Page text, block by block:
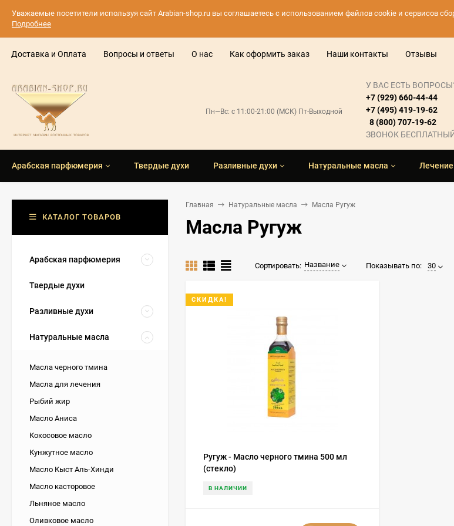
Уважаемые посетители используя сайт Arabian-shop.ru вы соглашаетесь с использованием файлов cookie и сервисов
Подробнее
Доставка и Оплата Вопросы и ответы О нас Как оформить заказ Наши контакты Отзывы
Пн—Вс: с 11:00-21:00 (МСК) Пт-Выходной
У ВАС ЕСТЬ
+7 (929) 660-44-44
+7 (495) 419-19-62
8 (800) 707-19-62
ЗВОНОК
Арабская парфюмерия Твердые духи Разливные духи Натуральные масла
Главная Натуральные масла Масла Ругуж
Масла Ругуж
Сортировать: Название Показывать по: 30
СКИДКА!
Ругуж - Масло черного тмина 500 мл
(стекло)
В НАЛИЧИИ
КАТАЛОГ ТОВАРОВ
Арабская парфюмерия
Твердые духи
Разливные духи
Натуральные масла
Масла черного тмина
Масла для лечения
Рыбий жир
Масло Аниса
Кокосовое масло
Кунжутное масло
Масло Кыст Аль-Хинди
Масло касторовое
Льняное масло
Оливковое масло